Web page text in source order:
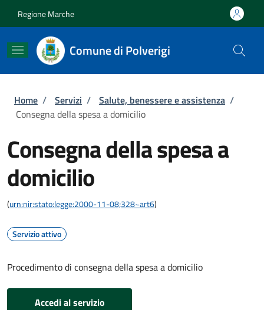
Regione Marche
Comune di Polverigi
Briciole di pane
Home / Servizi / Salute, benessere e assistenza /
Consegna della spesa a domicilio
Consegna della spesa a
domicilio
(urn:nir:stato:legge:2000-11-08;328~art6)
Servizio attivo
Procedimento di consegna della spesa a domicilio
Accedi al servizio